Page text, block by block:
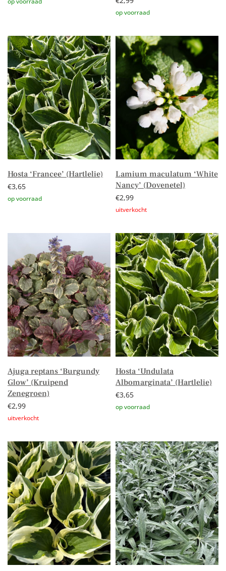
Hosta ‘Francee’ (Hartlelie)
€3,65
Lamium maculatum ‘White
Nancy’ (Dovenetel)
€2,99
Ajuga reptans ‘Burgundy
Glow’ (Kruipend
Zenegroen)
€2,99
Hosta ‘Undulata
Albomarginata’ (Hartlelie)
€3,65